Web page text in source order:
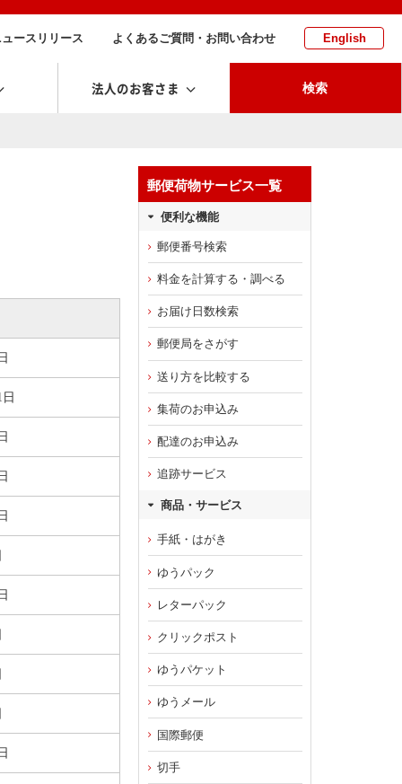
ュースリリース よくあるご質問・お問い合わせ English
法人のお客さま 検索
郵便荷物サービス一覧
便利な機能
郵便番号検索
料金を計算する・調べる
お届け日数検索
郵便局をさがす
送り方を比較する
集荷のお申込み
配達のお申込み
追跡サービス
商品・サービス
手紙・はがき
ゆうパック
レターパック
クリックポスト
ゆうパケット
ゆうメール
国際郵便
切手